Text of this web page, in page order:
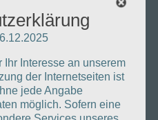
Interesse an unserem
der Internetseiten ist
jede Angabe
möglich. Sofern eine